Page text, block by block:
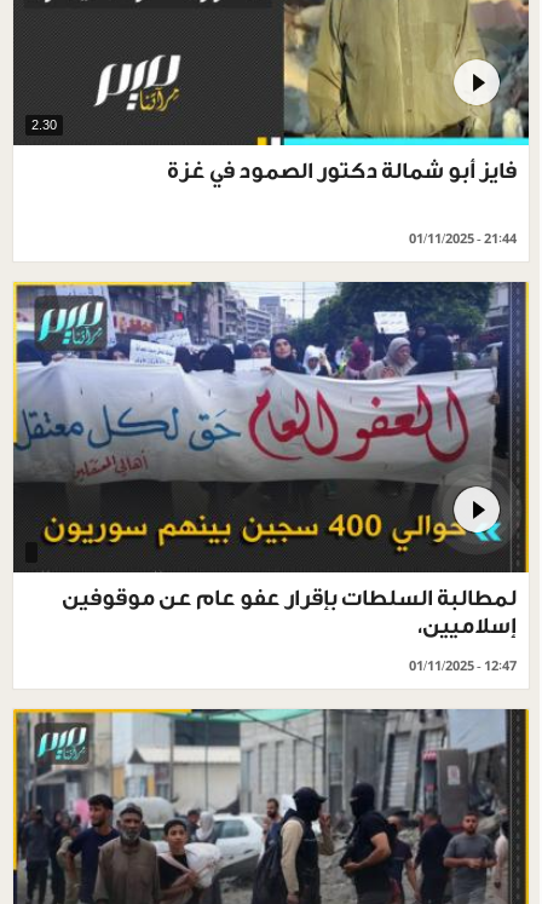
2.30
فايز أبو شمالة دكتور الصمود في غزة
01/11/2025 - 21:44
لمطالبة السلطات بإقرار عفو عام عن موقوفين
إسلاميين،
01/11/2025 - 12:47